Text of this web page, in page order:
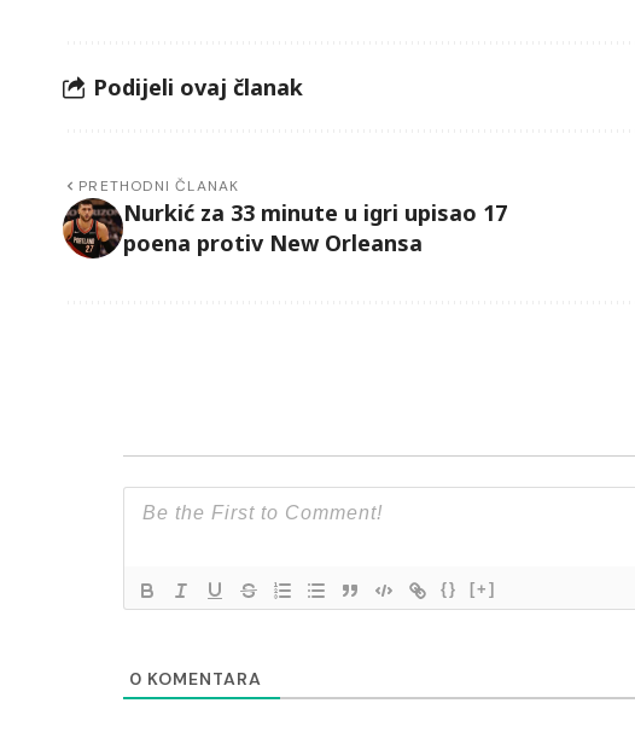
Podijeli ovaj članak
PRETHODNI ČLANAK
Nurkić za 33 minute u igri upisao 17
poena protiv New Orleansa
{} [+]
0 KOMENTARA